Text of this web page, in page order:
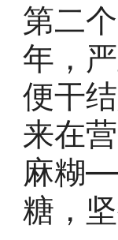
第二
年，
便干
来在
麻糊
糖，